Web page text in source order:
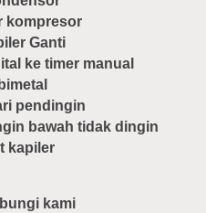
kompresor
Ganti
ke timer manual
pendingin
bawah tidak dingin
kapiler
kami